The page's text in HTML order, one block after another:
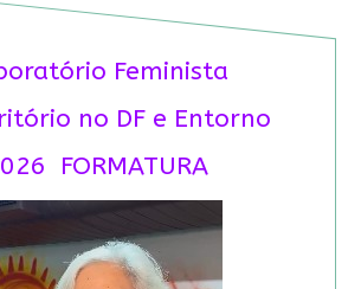
Feminista
no DF e Entorno
FORMATURA